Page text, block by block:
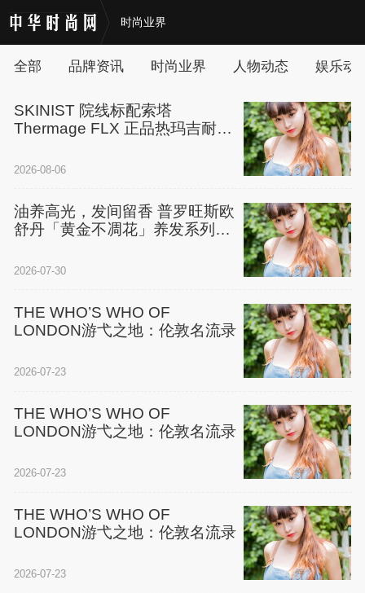
时尚业界
全部 品牌资讯 时尚业界 人物动态 娱乐动
SKINIST 院线标配索塔
Thermage FLX 正品热玛吉耐住
2026-08-06
油养高光，发间留香 普罗旺斯欧
舒丹「黄金不凋花」养发系列全
2026-07-30
THE WHO’S WHO OF
LONDON游弋之地：伦敦名流录
2026-07-23
THE WHO’S WHO OF
LONDON游弋之地：伦敦名流录
2026-07-23
THE WHO’S WHO OF
LONDON游弋之地：伦敦名流录
2026-07-23